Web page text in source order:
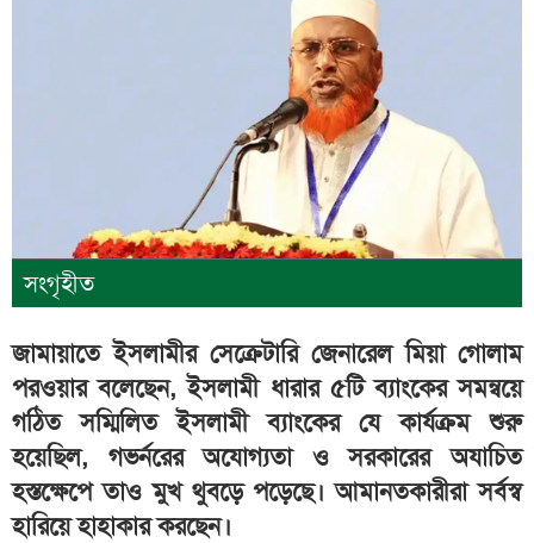
সংগৃহীত
জামায়াতে ইসলামীর সেক্রেটারি জেনারেল মিয়া গোলাম
পরওয়ার বলেছেন, ইসলামী ধারার ৫টি ব্যাংকের সমন্বয়ে
গঠিত সম্মিলিত ইসলামী ব্যাংকের যে কার্যক্রম শুরু
হয়েছিল, গভর্নরের অযোগ্যতা ও সরকারের অযাচিত
হস্তক্ষেপে তাও মুখ থুবড়ে পড়েছে। আমানতকারীরা সর্বস্ব
হারিয়ে হাহাকার করছেন।